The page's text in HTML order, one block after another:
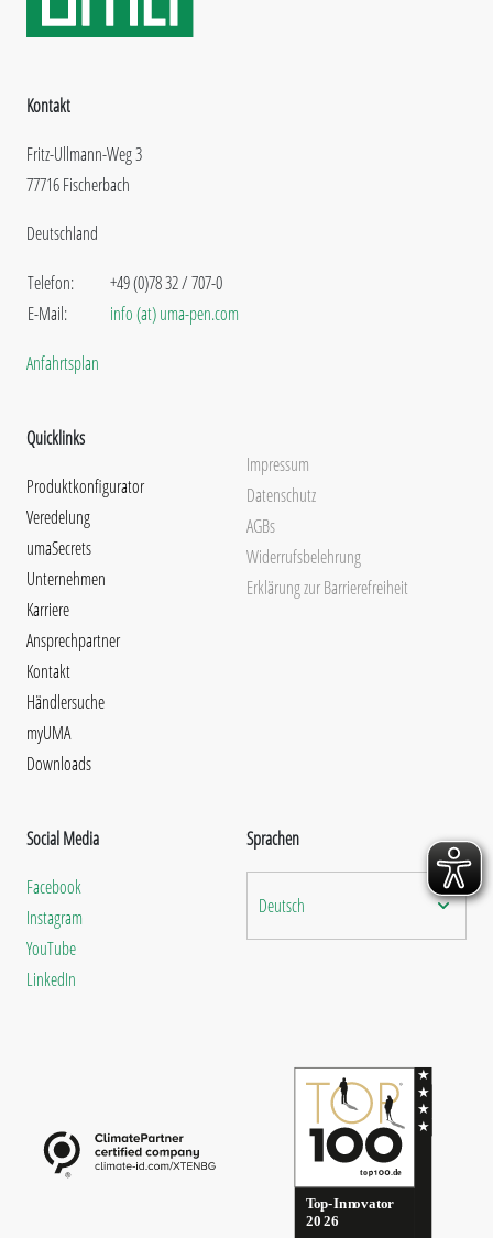
Kontakt
Fritz-Ullmann-Weg 3
77716 Fischerbach
Deutschland
Telefon:
E-Mail:
+49 (0)78 32 / 707-0
info (at) uma-pen.com
Anfahrtsplan
Quicklinks
Produktkonfigurator
Veredelung
umaSecrets
Unternehmen
Karriere
Ansprechpartner
Kontakt
Händlersuche
myUMA
Downloads
Impressum
Datenschutz
AGBs
Widerrufsbelehrung
Erklärung zur Barrierefreiheit
Social Media
Facebook
Instagram
YouTube
LinkedIn
Sprachen
Deutsch